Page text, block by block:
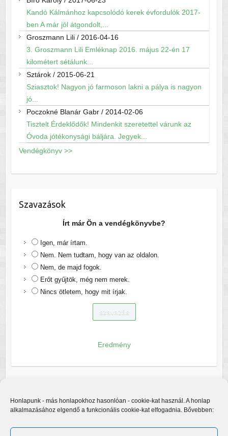
Honlapunk - más honlapokhoz hasonlóan - cookie-kat használ. A honlap
alkalmazásához elgendő a funkcionális cookie-kat elfogadnia. Bővebben:
Kandó Kálmánhoz kapcsolódó kerek évfordulók 2017-
ben A már jól átgondolt,...
Groszmann Lili/ 2016-04-16
3. Groszmann Lili Emléknap 2016. május 22-én 17
kilométert sétálunk...
Sztárok/ 2015-06-21
Sziasztok! Nagyon jó farmoson lakni a pálya is nagyon
jó...
Poczokné Blanár Gabr/ 2014-02-06
Tisztelt Érdeklődők! Mindenkit szeretettel várunk az
Óvoda jótékonysági báljára. Jegyek...
Vendégkönyv >>
Szavazások
Írt már Ön a vendégkönyvbe?
Igen, már írtam.
Nem. Nem tudtam, hogy van az oldalon.
Nem, de majd fogok.
Erőt gyűjtök, még nem merek.
Nincs ötletem, hogy mit írjak.
Eredmény